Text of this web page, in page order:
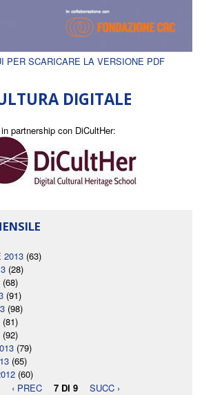
PER SCARICARE LA VERSIONE PDF
DIGITALE
in partnership con DiCultHer:
2013 (63)
(28)
(68)
(91)
(98)
(81)
(92)
(79)
(65)
(60)
‹ PREC
7 DI 9 SUCC ›